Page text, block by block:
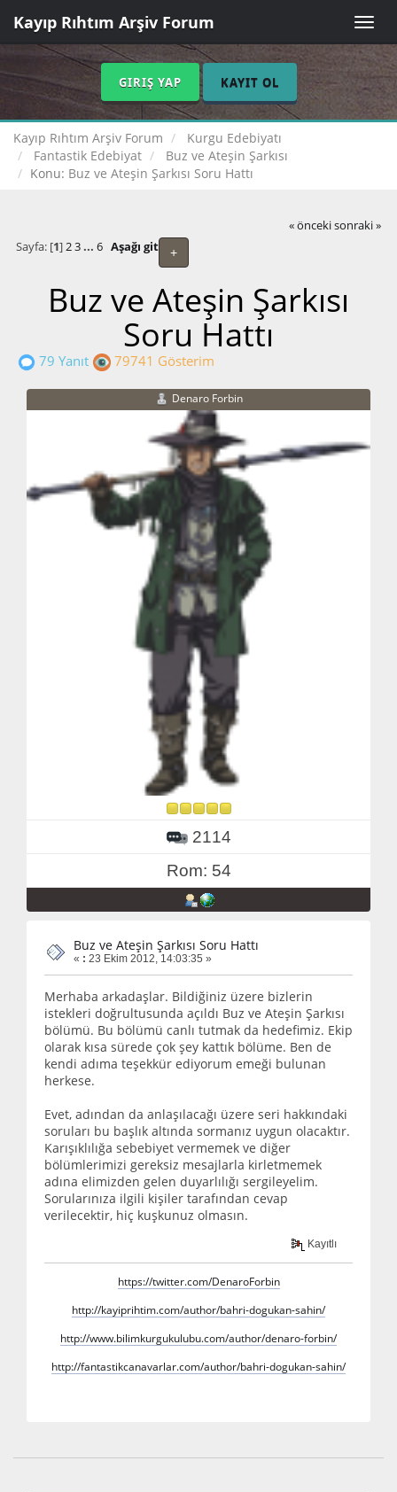
Toggle
Kayıp Rıhtım Arşiv Forum
GIRIŞ YAP KAYIT OL
Kayıp Rıhtım Arşiv Forum
Kurgu Edebiyatı
Fantastik Edebiyat
Buz ve Ateşin Şarkısı
Konu: Buz ve Ateşin Şarkısı Soru Hattı
« önceki sonraki »
+
Sayfa: [1]2 3 ... 6 Aşağı git
Buz ve Ateşin Şarkısı
Soru Hattı
79 Yanıt 79741 Gösterim
Denaro Forbin
2114
Rom: 54
Buz ve Ateşin Şarkısı Soru Hattı
« : 23 Ekim 2012, 14:03:35 »
Merhaba arkadaşlar. Bildiğiniz üzere bizlerin
istekleri doğrultusunda açıldı Buz ve Ateşin Şarkısı
bölümü. Bu bölümü canlı tutmak da hedefimiz. Ekip
olarak kısa sürede çok şey kattık bölüme. Ben de
kendi adıma teşekkür ediyorum emeği bulunan
herkese.
Evet, adından da anlaşılacağı üzere seri hakkındaki
soruları bu başlık altında sormanız uygun olacaktır.
Karışıklılığa sebebiyet vermemek ve diğer
bölümlerimizi gereksiz mesajlarla kirletmemek
adına elimizden gelen duyarlılığı sergileyelim.
Sorularınıza ilgili kişiler tarafından cevap
verilecektir, hiç kuşkunuz olmasın.
Kayıtlı
https://twitter.com/DenaroForbin
http://kayiprihtim.com/author/bahri-dogukan-sahin/
http://www.bilimkurgukulubu.com/author/denaro-forbin/
http://fantastikcanavarlar.com/author/bahri-dogukan-sahin/